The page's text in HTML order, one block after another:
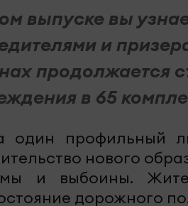
выпуске вы
и
продолжается
в 65
один профильный
нового
и выбоины.
дорожного